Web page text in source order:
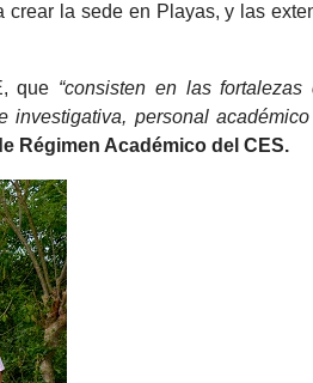
crear la sede en Playas, y las
que “consisten en las fortalezas
personal
Régimen Académico del CES.